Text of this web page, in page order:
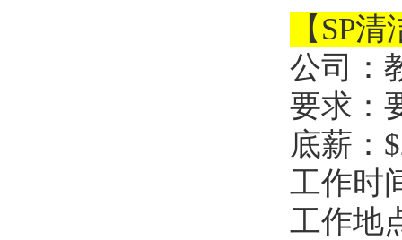
【SP
公司：
要求：
底薪：
工作时
工作地